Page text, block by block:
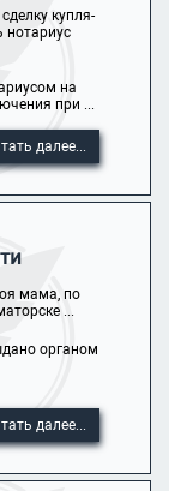
купля-
нотариус
на
при ...
далее...
мама, по
...
органом
далее...